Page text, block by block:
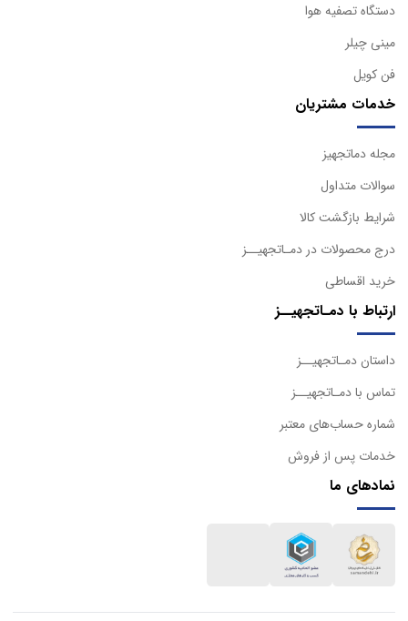
دستگاه تصفيه هوا
مینی چیلر
فن کویل
خدمات مشتریان
مجله دماتجهیز
سوالات متداول
شرایط بازگشت کالا
درج محصولات در دمـاتجهیــز
خرید اقساطی
ارتباط با دمـاتجهیــز
داستان دمـاتجهیــز
تماس با دمـاتجهیــز
شماره حساب‌های معتبر
خدمات پس از فروش
نمادهای ما